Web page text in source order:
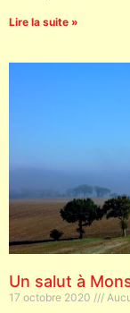
Lire la suite »
Un salut à
17 octobre 2020